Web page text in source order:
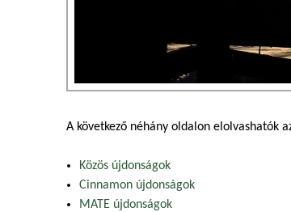
A következő néhány oldalon elolvashatók
Közös újdonságok
Cinnamon újdonságok
MATE újdonságok